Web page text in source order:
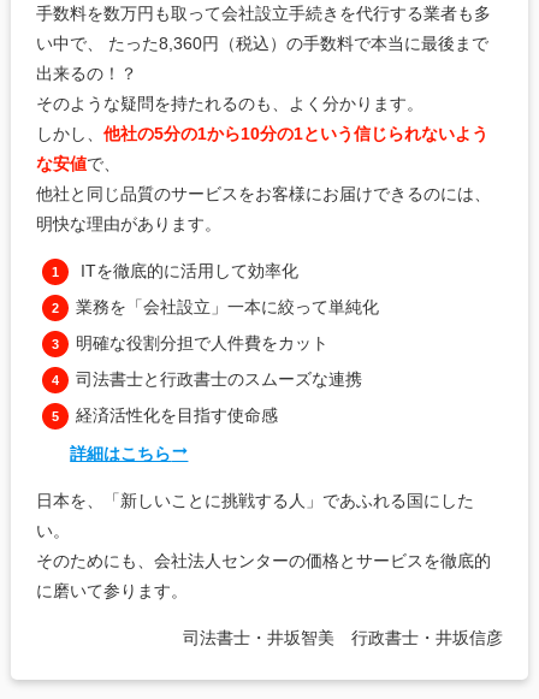
手数料を数万円も取って会社設立手続きを代行する業者も多
い中で、
たった8,360円（税込）の手数料で本当に最後まで
出来るの！？
そのような疑問を持たれるのも、よく分かります。
しかし、他社の5分の1から10分の1という信じられないよう
な安値で、
他社と同じ品質のサービスをお客様にお届けできるのには、
明快な理由があります。
ITを徹底的に活用して効率化
業務を「会社設立」一本に絞って単純化
明確な役割分担で人件費をカット
司法書士と行政書士のスムーズな連携
経済活性化を目指す使命感
詳細はこちら
日本を、「新しいことに挑戦する人」であふれる国にした
い。
そのためにも、会社法人センターの価格とサービスを徹底的
に磨いて参ります。
司法書士・井坂智美 行政書士・井坂信彦